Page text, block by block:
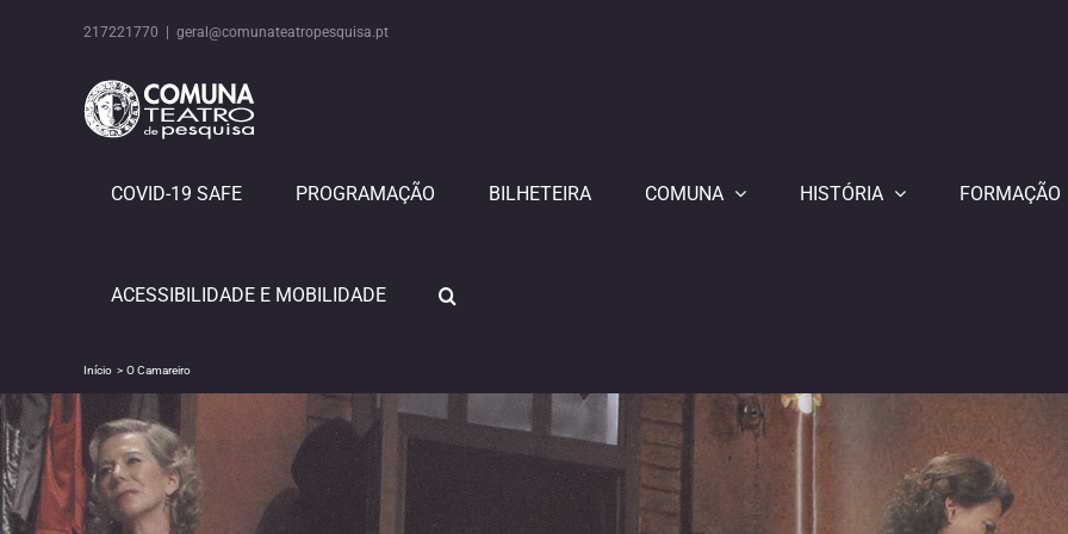
217221770 geral@comunateatropesquisa.pt
COVID-19 SAFE PROGRAMAÇÃO BILHETEIRA COMUNA HISTÓRIA FORMAÇÃO
ACESSIBILIDADE E MOBILIDADE
Início O Camareiro